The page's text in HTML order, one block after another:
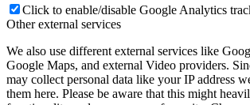
Click to enable/disable Google Analytics
Other external services
We also use different external services like
Google Maps, and external Video providers.
may collect personal data like your IP address
them here. Please be aware that this might